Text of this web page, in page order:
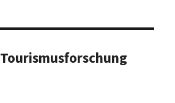
Tourismusforschung